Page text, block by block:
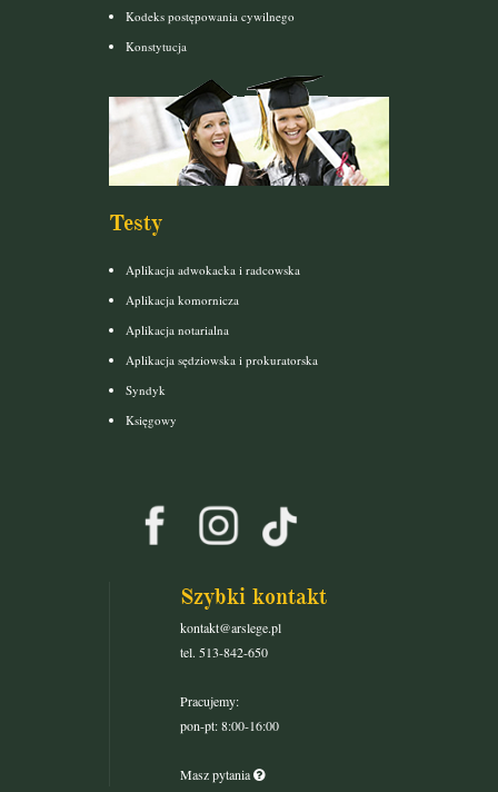
Kodeks postępowania cywilnego
Konstytucja
Testy
Aplikacja adwokacka i radcowska
Aplikacja komornicza
Aplikacja notarialna
Aplikacja sędziowska i prokuratorska
Syndyk
Księgowy
Szybki kontakt
kontakt@arslege.pl
tel. 513-842-650
Pracujemy:
pon-pt: 8:00-16:00
Masz pytania